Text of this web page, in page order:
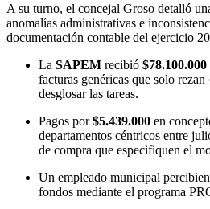
A su turno, el concejal Groso detalló
anomalías administrativas e
documentación contable del ejercicio
La SAPEM recibió $78.100.000
facturas genéricas que solo
desglosar las tareas.
Pagos por$5.439.000 en
departamentos céntricos entre
de compra que especifiquen el
Un empleado municipal
fondos mediante el programa